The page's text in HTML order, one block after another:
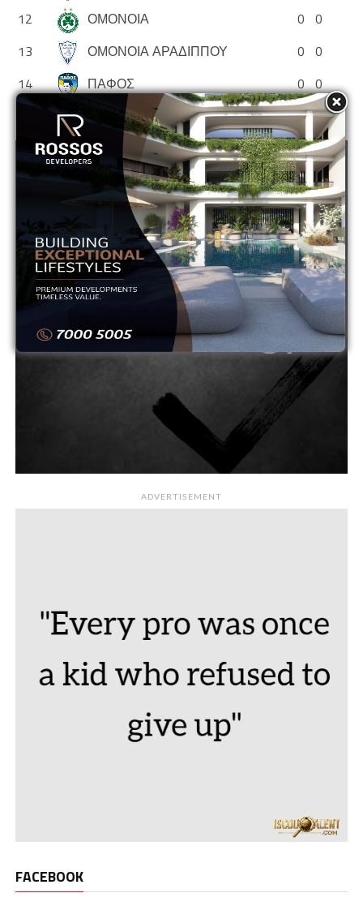
12 ΟΜΟΝΟΙΑ 0 0
13
ΟΜΟΝΟΙΑ ΑΡΑΔΙΠΠΟΥ 0 0
14
ΠΑΦΟΣ 0 0
ADVERTISEMENT
ADVERTISEMENT
FACEBOOK